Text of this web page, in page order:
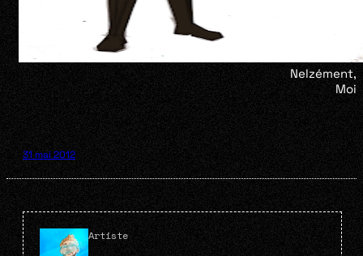
Nelzément,
Moi
31 mai 2012
Artiste